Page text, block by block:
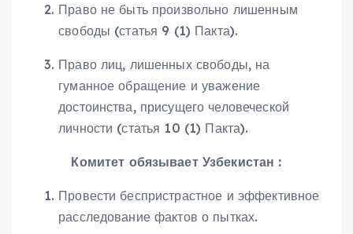
Право не быть произвольно лишенным
свободы (статья 9 (1) Пакта).
Право лиц, лишенных свободы, на
гуманное обращение и уважение
достоинства, присущего человеческой
личности (статья 10 (1) Пакта).
Комитет обязывает Узбекистан :
Провести беспристрастное и эффективное
расследование фактов о пытках.